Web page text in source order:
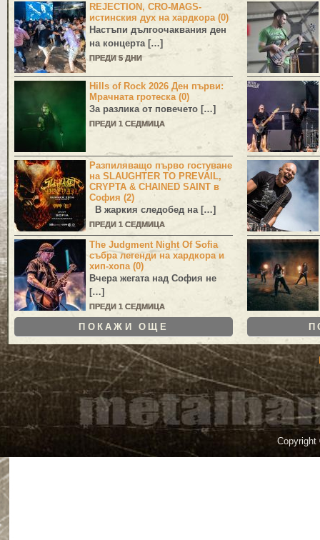
REJECTION, CRO-MAGS-
истинския дух на хардкора (0)
Настъпи дългоочаквания ден
на концерта […]
ПРЕДИ 5 ДНИ
Hills of Rock 2026 Ден първи:
Мрачната гротеска (0)
За разлика от повечето […]
ПРЕДИ 1 СЕДМИЦА
Разпиляващо първо гостуване
на SLAUGHTER TO PREVAIL,
CRYPTA & CHAINED SAINT в
София (2)
В жаркия следобед на […]
ПРЕДИ 1 СЕДМИЦА
The Judgment Night Of Sofia
събра легенди на хардкора и
хип-хопа (0)
Вчера жегата над София не
[…]
ПРЕДИ 1 СЕДМИЦА
ПОКАЖИ ОЩЕ